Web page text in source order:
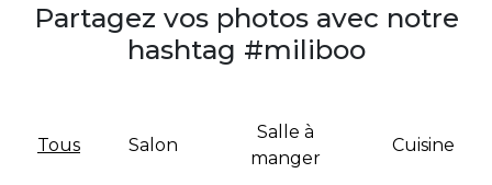
Partagez vos photos avec notre
hashtag #miliboo
Tous Salon
Salle à
manger
Cuisine